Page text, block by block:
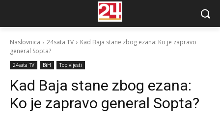
Naslovnica 24sata TV
Kad Baja stane zbog ezana: Ko je zapravo
general Sopta?
24sata TV BiH Top vijesti
Kad Baja stane zbog ezana:
Ko je zapravo general Sopta?